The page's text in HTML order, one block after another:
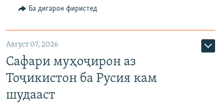
Ба дигарон фиристед
Август 07, 2026
Сафари муҳоҷирон аз
Тоҷикистон ба Русия кам
шудааст